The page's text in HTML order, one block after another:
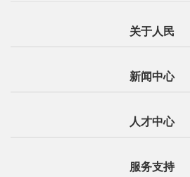
关于人民
新闻中心
人才中心
服务支持